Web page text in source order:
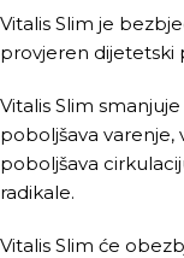
Vitalis Slim je
provjeren dijetetski
Vitalis Slim
poboljšava varenje,
poboljšava
radikale.
Vitalis Slim će